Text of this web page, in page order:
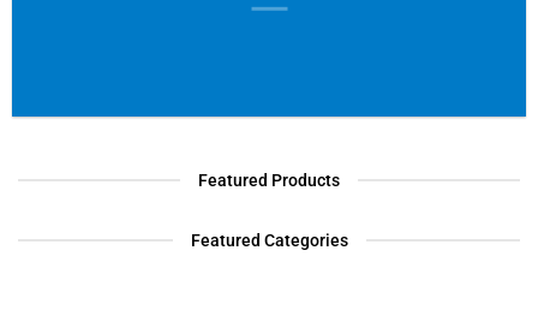
Featured Products
Featured Categories